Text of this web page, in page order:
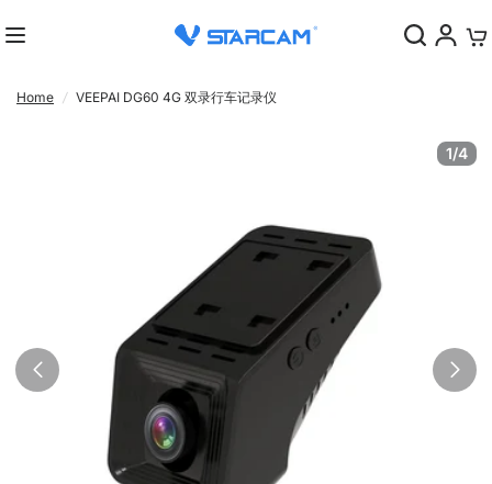
0
Home / VEEPAI DG60 4G 双录行车记录仪
1/4